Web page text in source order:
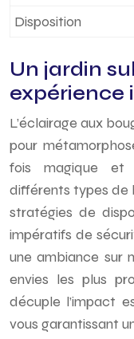
Disposition
Un jardin
expérience
L’éclairage aux
pour
fois magique et
différents types de
stratégies de
impératifs de
une ambiance sur
envies les plus
décuple l’impact
vous garantissant